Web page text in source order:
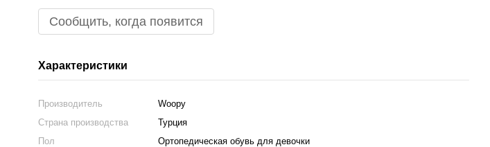
Сообщить, когда появится
Характеристики
Производитель
Woopy
Страна производства
Турция
Пол
Ортопедическая обувь для девочки